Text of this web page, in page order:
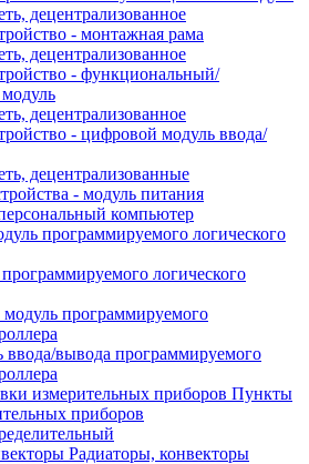
децентрализованное
- монтажная рама
децентрализованное
- функциональный/
децентрализованное
- цифровой модуль ввода/
децентрализованные
- модуль питания
компьютер
программируемого логического
логического
программируемого
вывода программируемого
Пункты
приборов
Радиаторы, конвекторы